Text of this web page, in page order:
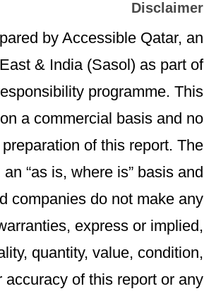
Disclaimer
by Accessible Qatar, an
& India (Sasol) as part of
programme. This
a commercial basis and no
of this report. The
“as is, where is” basis and
companies do not make any
express or implied,
quantity, value, condition,
accuracy of this report or any